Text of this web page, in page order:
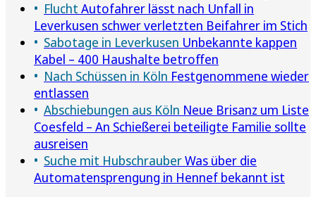
Flucht Autofahrer lässt nach Unfall in
Leverkusen schwer verletzten Beifahrer im Stich
Sabotage in Leverkusen Unbekannte kappen
Kabel – 400 Haushalte betroffen
Nach Schüssen in Köln Festgenommene wieder
entlassen
Abschiebungen aus Köln Neue Brisanz um Liste
Coesfeld – An Schießerei beteiligte Familie sollte
ausreisen
Suche mit HubschrauberWas über die
Automatensprengung in Hennef bekannt ist